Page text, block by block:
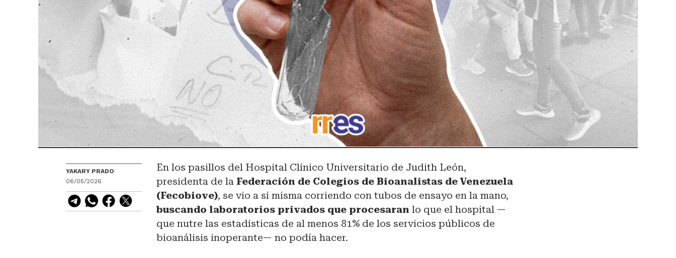
YAKARY PRADO
06/05/2026
En los pasillos del Hospital Clínico Universitario de Judith León,
presidenta de la Federación de Colegios de Bioanalistas de Venezuela
(Fecobiove), se vio a sí misma corriendo con tubos de ensayo en la mano,
buscando laboratorios privados que procesaran lo que el hospital —
que nutre las estadísticas de al menos 81% de los servicios públicos de
bioanálisis inoperante— no podía hacer.